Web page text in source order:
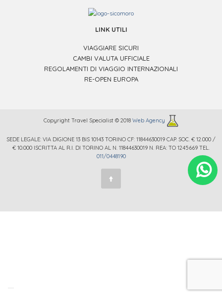
LINK UTILI
VIAGGIARE SICURI
CAMBI VALUTA UFFICIALE
REGOLAMENTI DI VIAGGIO INTERNAZIONALI
RE-OPEN EUROPA
Copyright Travel Specialist © 2018 Web Agency
SEDE LEGALE: VIA DIGIONE 13 BIS 10143 TORINO CF: 11844630019 CAP. SOC. € 12.000 /
€ 10.000 ISCRITTA AL R.I. DI TORINO AL N. 11844630019 N. REA: TO 1245669 TEL.
011/0448190